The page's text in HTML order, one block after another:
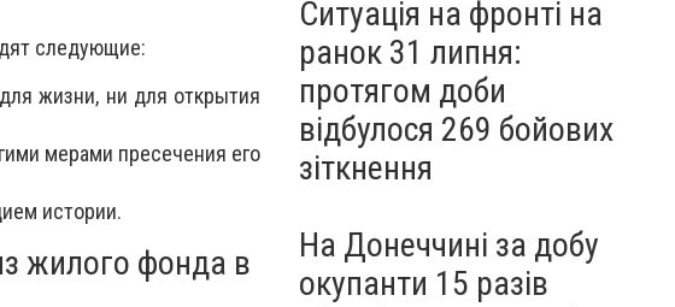
следующие:
жизни, ни для открытия
мерами пресечения его
истории.
жилого фонда в
Ситуація на фронті на
ранок 31 липня:
протягом доби
відбулося 269 бойових
зіткнення
На Донеччині за добу
окупанти 15 разів